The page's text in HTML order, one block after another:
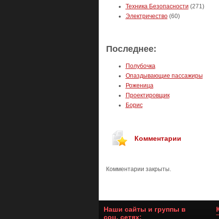
Техника Безопасности (271)
Электричество(60)
Последнее:
Полубочка
Опаздывающие пассажиры
Роженица
Проектировщик
Борис
Комментарии
Комментарии закрыты.
Наши сайты и группы в
соц. сетях: